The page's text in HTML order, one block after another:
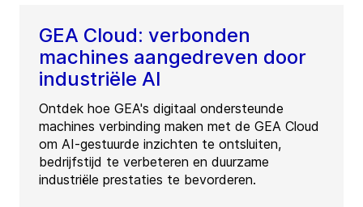
GEA Cloud: verbonden
machines aangedreven door
industriële AI
Ontdek hoe GEA's digitaal ondersteunde
machines verbinding maken met de GEA Cloud
om AI-gestuurde inzichten te ontsluiten,
bedrijfstijd te verbeteren en duurzame
industriële prestaties te bevorderen.